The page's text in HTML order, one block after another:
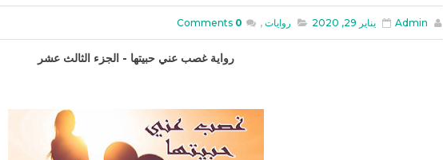
Admin يناير 29, 2020 روايات ,
0
Comments
رواية غصب عني حبيتها - الجزء الثالث عشر